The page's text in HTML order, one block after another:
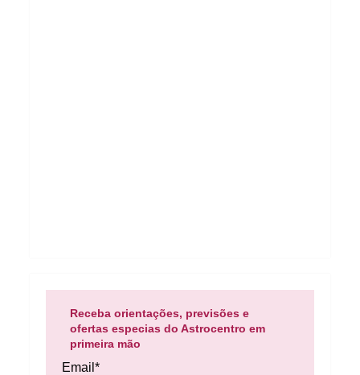
Receba orientações, previsões e
ofertas especias do Astrocentro em
primeira mão
Email*